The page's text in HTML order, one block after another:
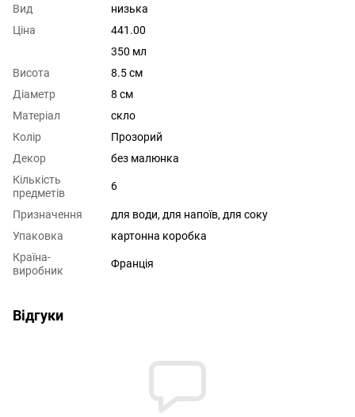
Вид
низька
Ціна
441.00
350 мл
Висота
8.5 см
Діаметр
8 см
Матеріал
скло
Колір
Прозорий
Декор
без малюнка
Кількість
предметів
6
Призначення для води, для напоїв, для соку
Упаковка
картонна коробка
Країна-
виробник
Франція
Відгуки